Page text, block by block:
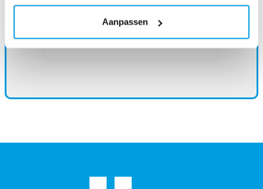
Aanpassen
Tel. +31 85 020 86 92
KVK-Nr. 63410516
Umsatzsteuer-Identifikationsnummer
NL.8552.23.959.B02